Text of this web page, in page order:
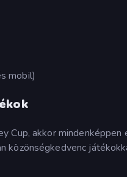
mobil)
Cup, akkor
közönségkedvenc